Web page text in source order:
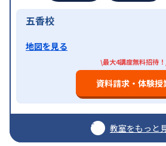
五香校
地図を見る
\最大4講座無料招待
資料請求・体験授
教室をもっと